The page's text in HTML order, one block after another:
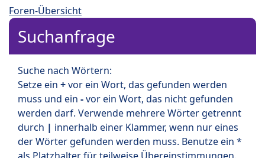
Foren-Übersicht
Suchanfrage
Suche nach Wörtern:
Setze ein +vor ein Wort, das gefunden werden
muss und ein -vor ein Wort, das nicht gefunden
werden darf. Verwende mehrere Wörter getrennt
durch | innerhalb einer Klammer, wenn nur eines
der Wörter gefunden werden muss. Benutze ein *